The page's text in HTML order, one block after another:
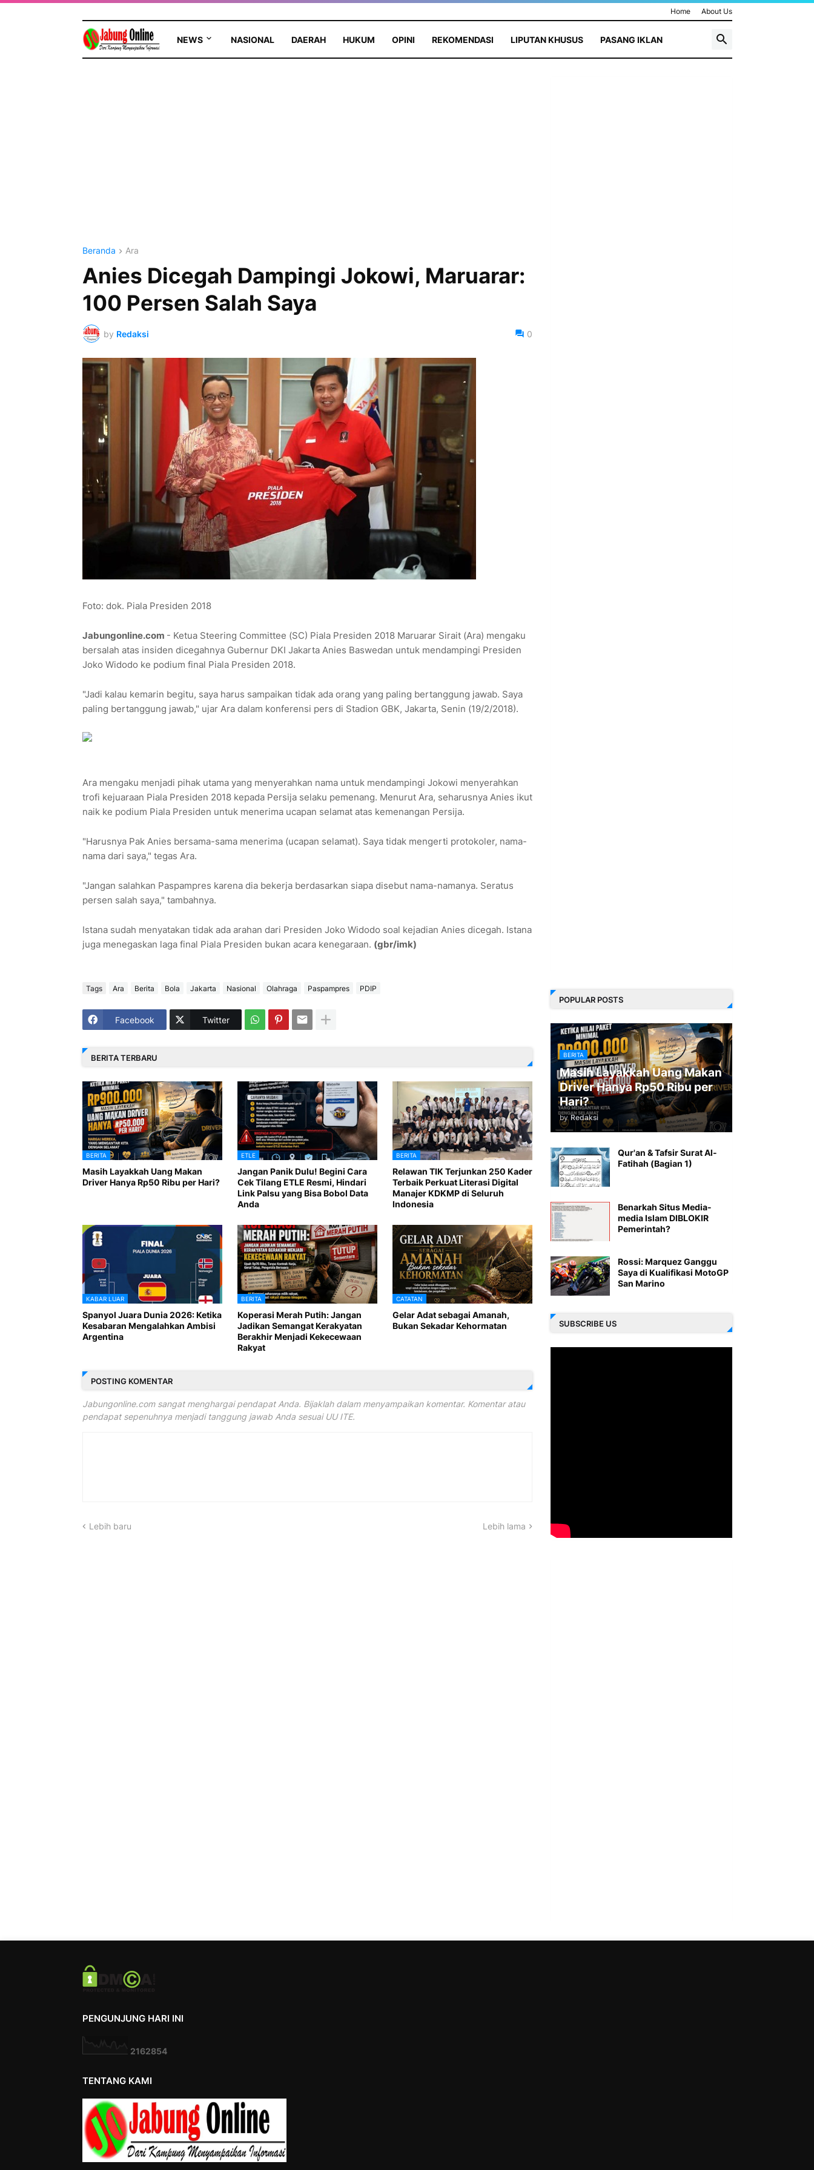
Home About Us
NEWS NASIONAL DAERAH HUKUM OPINI REKOMENDASI LIPUTAN KHUSUS PASANG IKLAN
Beranda Ara
Anies Dicegah Dampingi Jokowi, Maruarar:
100 Persen Salah Saya
by Redaksi 0
Foto: dok. Piala Presiden 2018
Jabungonline.com - Ketua Steering Committee (SC) Piala Presiden 2018 Maruarar Sirait (Ara) mengaku
bersalah atas insiden dicegahnya Gubernur DKI Jakarta Anies Baswedan untuk mendampingi Presiden
Joko Widodo ke podium final Piala Presiden 2018.
"Jadi kalau kemarin begitu, saya harus sampaikan tidak ada orang yang paling bertanggung jawab. Saya
paling bertanggung jawab," ujar Ara dalam konferensi pers di Stadion GBK, Jakarta, Senin (19/2/2018).
Ara mengaku menjadi pihak utama yang menyerahkan nama untuk mendampingi Jokowi menyerahkan
trofi kejuaraan Piala Presiden 2018 kepada Persija selaku pemenang. Menurut Ara, seharusnya Anies ikut
naik ke podium Piala Presiden untuk menerima ucapan selamat atas kemenangan Persija.
"Harusnya Pak Anies bersama-sama menerima (ucapan selamat). Saya tidak mengerti protokoler, nama-
nama dari saya," tegas Ara.
"Jangan salahkan Paspampres karena dia bekerja berdasarkan siapa disebut nama-namanya. Seratus
persen salah saya," tambahnya.
Istana sudah menyatakan tidak ada arahan dari Presiden Joko Widodo soal kejadian Anies dicegah. Istana
juga menegaskan laga final Piala Presiden bukan acara kenegaraan. (gbr/imk)
Tags Ara Berita Bola Jakarta Nasional Olahraga Paspampres PDIP
Facebook Twitter
BERITA TERBARU
BERITA
Masih Layakkah Uang Makan
Driver Hanya Rp50 Ribu per Hari?
ETLE
Jangan Panik Dulu! Begini Cara
Cek Tilang ETLE Resmi, Hindari
Link Palsu yang Bisa Bobol Data
Anda
BERITA
Relawan TIK Terjunkan 250 Kader
Terbaik Perkuat Literasi Digital
Manajer KDKMP di Seluruh
Indonesia
KABAR LUAR
Spanyol Juara Dunia 2026: Ketika
Kesabaran Mengalahkan Ambisi
Argentina
BERITA
Koperasi Merah Putih: Jangan
Jadikan Semangat Kerakyatan
Berakhir Menjadi Kekecewaan
Rakyat
CATATAN
Gelar Adat sebagai Amanah,
Bukan Sekadar Kehormatan
POSTING KOMENTAR
Jabungonline.com sangat menghargai pendapat Anda. Bijaklah dalam menyampaikan komentar. Komentar atau
pendapat sepenuhnya menjadi tanggung jawab Anda sesuai UU ITE.
Lebih baru Lebih lama
POPULAR POSTS
BERITA
Masih Layakkah Uang Makan
Driver Hanya Rp50 Ribu per
Hari?
by Redaksi
Qur'an & Tafsir Surat Al-
Fatihah (Bagian 1)
Benarkah Situs Media-
media Islam DIBLOKIR
Pemerintah?
Rossi: Marquez Ganggu
Saya di Kualifikasi MotoGP
San Marino
SUBSCRIBE US
PENGUNJUNG HARI INI
2162854
TENTANG KAMI